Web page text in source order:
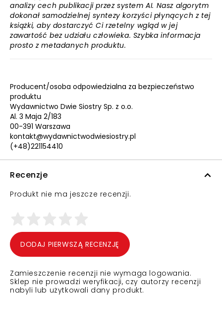
analizy cech publikacji przez system AI. Nasz algorytm
dokonał samodzielnej syntezy korzyści płynących z tej
książki, aby dostarczyć Ci rzetelny wgląd w jej
zawartość bez udziału człowieka. Szybka informacja
prosto z metadanych produktu.
Producent/osoba odpowiedzialna za bezpieczeństwo
produktu
Wydawnictwo Dwie Siostry Sp. z o.o.
Al. 3 Maja 2/183
00-391 Warszawa
kontakt@wydawnictwodwiesiostry.pl
(+48)221154410
Recenzje
Produkt nie ma jeszcze recenzji.
DODAJ PIERWSZĄ RECENZJĘ
Zamieszczenie recenzji nie wymaga logowania.
Sklep nie prowadzi weryfikacji, czy autorzy recenzji
nabyli lub użytkowali dany produkt.